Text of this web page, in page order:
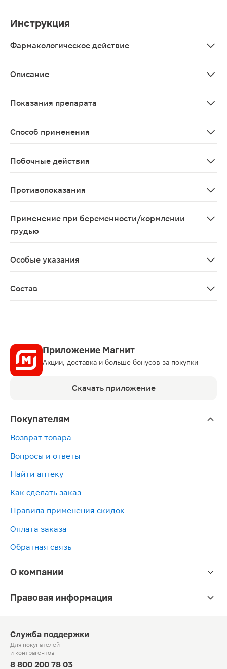
Инструкция
Фармакологическое действие
Описание
Показания препарата
Способ применения
Побочные действия
Противопоказания
Применение при беременности/кормлении
грудью
Особые указания
Состав
Приложение Магнит
Акции, доставка и больше бонусов за покупки
Скачать приложение
Покупателям
Возврат товара
Вопросы и ответы
Найти аптеку
Как сделать заказ
Правила применения скидок
Оплата заказа
Обратная связь
О компании
Правовая информация
Служба поддержки
Для покупателей
и контрагентов
8 800 200 78 03